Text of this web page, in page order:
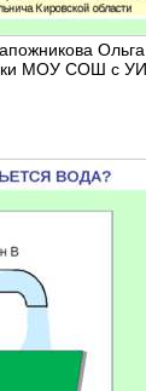
Ольга
МОУ СОШ с